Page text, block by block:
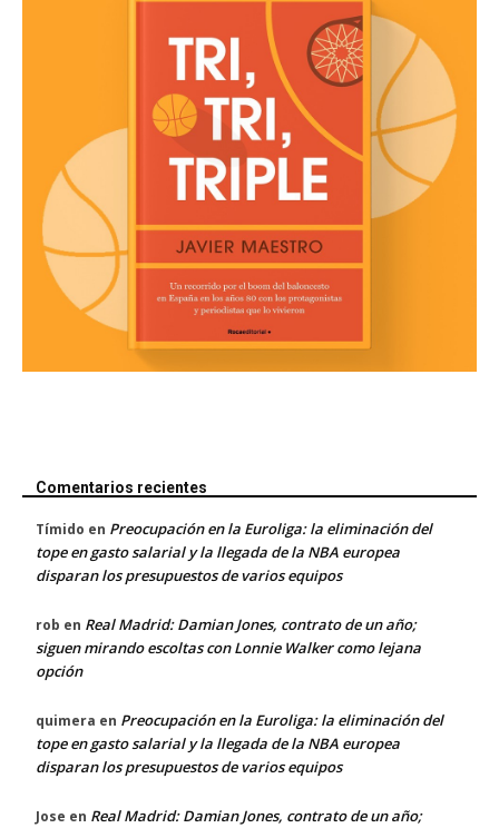
Comentarios recientes
Tímido en Preocupación en la Euroliga: la eliminación del
tope en gasto salarial y la llegada de la NBA europea
disparan los presupuestos de varios equipos
rob en Real Madrid: Damian Jones, contrato de un año;
siguen mirando escoltas con Lonnie Walker como lejana
opción
quimera en Preocupación en la Euroliga: la eliminación del
tope en gasto salarial y la llegada de la NBA europea
disparan los presupuestos de varios equipos
Jose en Real Madrid: Damian Jones, contrato de un año;